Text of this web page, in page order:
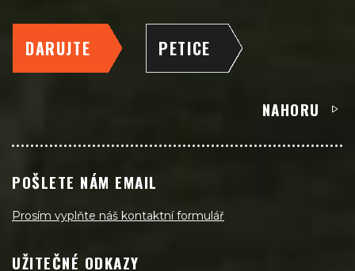
DARUJTE PETICE
NAHORU
POŠLETE NÁM EMAIL
Prosím vyplňte náš kontaktní formulář
UŽITEČNÉ ODKAZY